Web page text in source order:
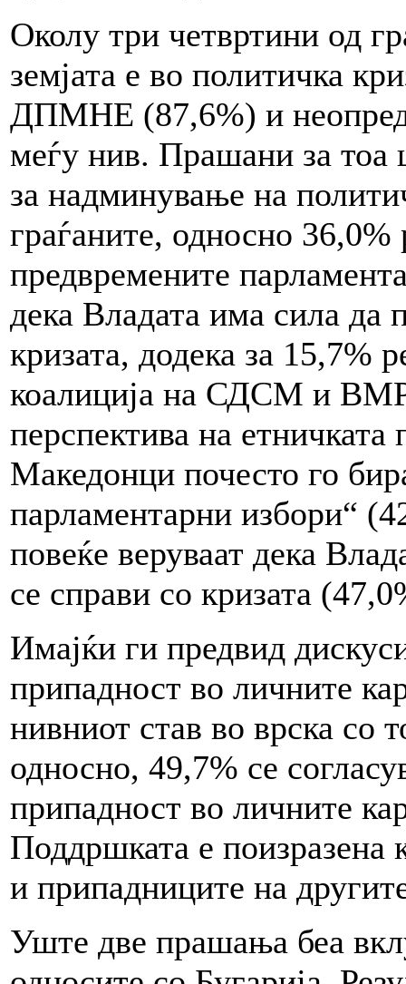
Околу три четвртини од
земјата е во политичка
ДПМНЕ (87,6%) и
меѓу нив. Прашани за тоа
за надминување на
граѓаните, односно 36,0%
предвремените
дека Владата има сила да
кризата, додека за
коалиција на СДСМ и
перспектива на
Македонци почесто го
парламентарни избори“
повеќе веруваат дека
се справи со кризата
Имајќи ги предвид
припадност во личните
нивниот став во врска со
односно, 49,7% се
припадност во личните
Поддршката е поизразена
и припадниците на
Уште две прашања беа